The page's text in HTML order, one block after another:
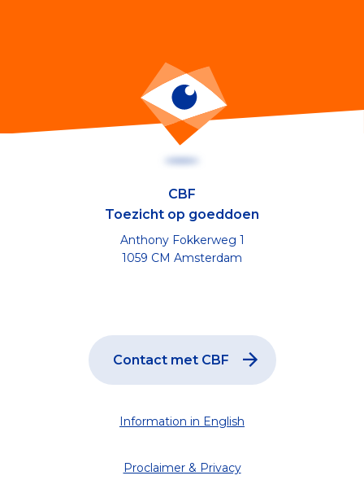
CBF
Toezicht op goeddoen
Anthony Fokkerweg 1
1059 CM Amsterdam
Contact met CBF
Information in English
Proclaimer & Privacy